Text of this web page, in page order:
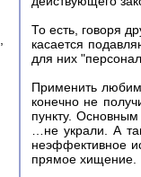
То есть, говоря
касается
для них
Применить
конечно не
пункту.
…не украли. А
неэффективное
прямое хищение.